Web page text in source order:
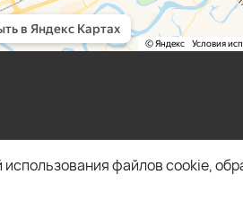
файлов cookie,